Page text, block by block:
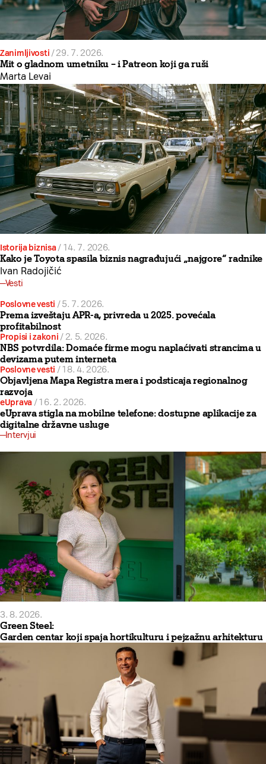
Zanimljivosti /29. 7. 2026.
Mit o gladnom umetniku – i Patreon koji ga ruši
Marta Levai
Istorija biznisa / 14. 7. 2026.
Kako je Toyota spasila biznis nagrađujući „najgore“ radnike
Ivan Radojičić
Vesti
Poslovne vesti /5. 7. 2026.
Prema izveštaju APR-a, privreda u 2025. povećala
profitabilnost
Propisi i zakoni /2. 5. 2026.
NBS potvrdila: Domaće firme mogu naplaćivati strancima u
devizama putem interneta
Poslovne vesti /18. 4. 2026.
Objavljena Mapa Registra mera i podsticaja regionalnog
razvoja
eUprava /16. 2. 2026.
eUprava stigla na mobilne telefone: dostupne aplikacije za
digitalne državne usluge
Intervjui
3. 8. 2026.
Green Steel:
Garden centar koji spaja hortikulturu i pejzažnu arhitekturu